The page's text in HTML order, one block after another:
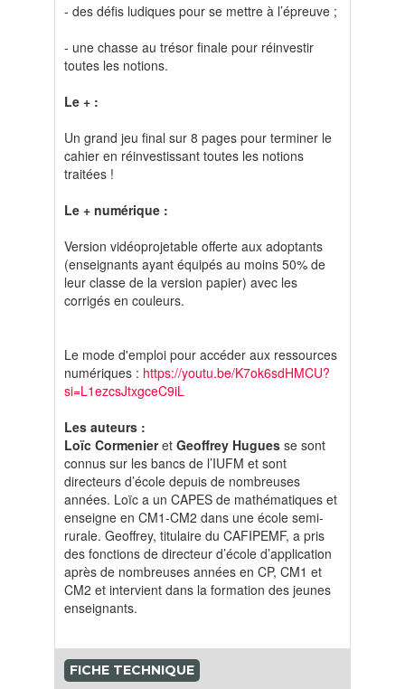
- des défis ludiques pour se mettre à l’épreuve ;
- une chasse au trésor finale pour réinvestir
toutes les notions.
Le + :
Un grand jeu final sur 8 pages pour terminer le
cahier en réinvestissant toutes les notions
traitées !
Le + numérique :
Version vidéoprojetable offerte aux adoptants
(enseignants ayant équipés au moins 50% de
leur classe de la version papier) avec les
corrigés en couleurs.
Le mode d'emploi pour accéder aux ressources
numériques : https://youtu.be/K7ok6sdHMCU?
si=L1ezcsJtxgceC9iL
Les auteurs :
Loïc Cormenieret Geoffrey Hugues se sont
connus sur les bancs de l’IUFM et sont
directeurs d’école depuis de nombreuses
années. Loïc a un CAPES de mathématiques et
enseigne en CM1-CM2 dans une école semi-
rurale. Geoffrey, titulaire du CAFIPEMF, a pris
des fonctions de directeur d’école d’application
après de nombreuses années en CP, CM1 et
CM2 et intervient dans la formation des jeunes
enseignants.
FICHE TECHNIQUE